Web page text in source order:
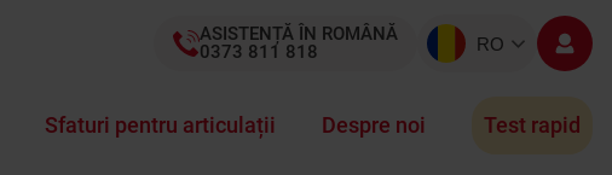
ASISTENȚĂ ÎN ROMÂNĂ
0373 811 818
RO
Sfaturi pentru articulații Despre noi Test rapid